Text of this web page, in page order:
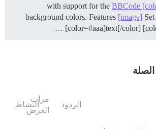
with support for the BBCode
background colors. Features [image]
[color=#aaa]text[/color]
الردود
مرات
العرض
النشاط